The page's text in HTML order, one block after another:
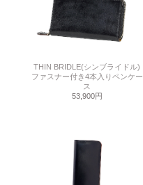
THIN BRIDLE(シンブライドル)
ファスナー付き4本入りペンケー
ス
53,900円